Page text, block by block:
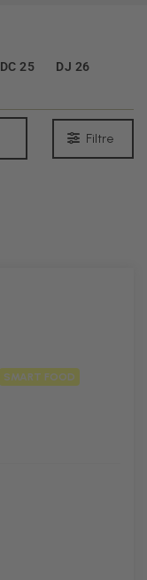
DC 25 DJ 26
Filtre
SMART FOOD